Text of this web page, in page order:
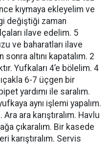
kıymaya ekleyelim ve
değiştiği zaman
ilave edelim. 5
ve baharatları ilave
altını kapatalım. 2
Yufkaları 4’e bölelim. 4
6-7 üçgen bir
yardımı ile saralım.
aynı işlemi yapalım.
Ara ara karıştıralım. Havlu
çıkaralım. Bir kasede
karıştıralım. Servis